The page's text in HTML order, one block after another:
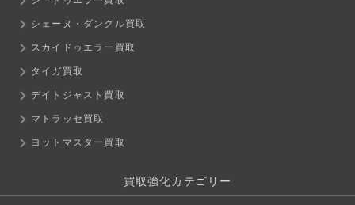
シェーヌ・ダンクル買取
スカイドゥエラー買取
タイガ買取
デイトジャスト買取
マトラッセ買取
ヨットマスター買取
買取強化カテゴリー